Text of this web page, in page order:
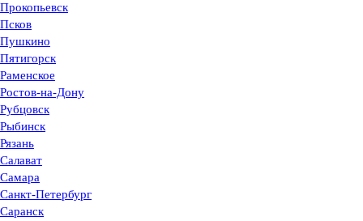
Прокопьевск
Псков
Пушкино
Пятигорск
Раменское
Ростов-на-Дону
Рубцовск
Рыбинск
Рязань
Салават
Самара
Санкт-Петербург
Саранск